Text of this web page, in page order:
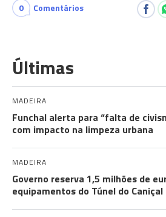
0 Comentários
Últimas
MADEIRA
Funchal alerta para “falta de
com impacto na limpeza urbana
MADEIRA
Governo reserva 1,5 milhões de
equipamentos do Túnel do Caniçal